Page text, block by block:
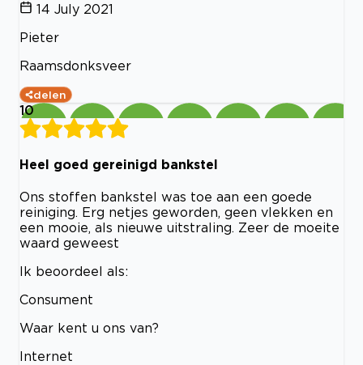
14 July 2021
Pieter
Raamsdonksveer
delen
10
Heel goed gereinigd bankstel
Ons stoffen bankstel was toe aan een goede
reiniging. Erg netjes geworden, geen vlekken en
een mooie, als nieuwe uitstraling. Zeer de moeite
waard geweest
Ik beoordeel als:
Consument
Waar kent u ons van?
Internet